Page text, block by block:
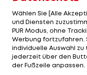
wird nun mit Jo-
und Michael
Guy Forget wird
nachnominieren.
John Isner und die
Wählen Sie [Alle
und Diensten
PUR Modus, ohne
Werbung fortzufahren.
individuelle Auswahl zu
jederzeit über den
der Fußzeile anpassen.